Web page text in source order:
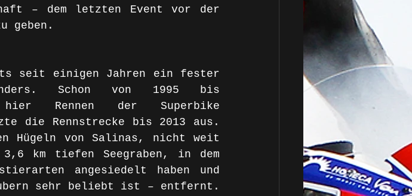
– dem letzten Event vor der
geben.
seit einigen Jahren ein fester
Schon von 1995 bis
Rennen der Superbike
die Rennstrecke bis 2013 aus.
Hügeln von Salinas, nicht weit
3,6 km tiefen Seegraben, in dem
angesiedelt haben und
sehr beliebt ist – entfernt.